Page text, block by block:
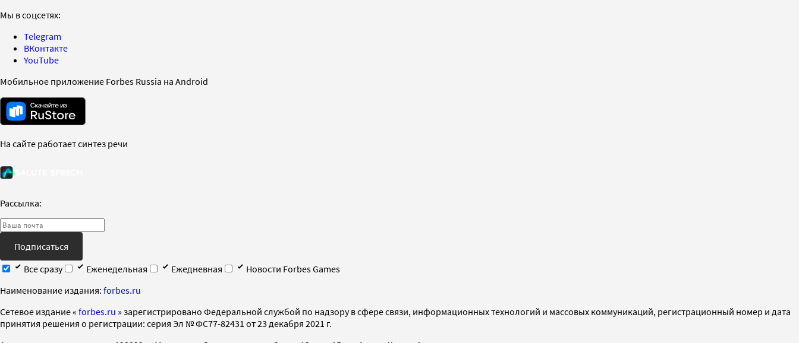
Мы в соцсетях:
Telegram
ВКонтакте
YouTube
Мобильное приложение Forbes Russia на Android
На сайте работает синтез речи
Рассылка:
Подписаться
Все сразу
Еженедельная Ежедневная
Новости Forbes Games
Наименование издания: forbes.ru
Cетевое издание « forbes.ru » зарегистрировано Федеральной службой по надзору в сфере связи, информационных технологий и массовых коммуникаций, регистрационный номер и дата
принятия решения о регистрации: серия Эл № ФС77-82431 от 23 декабря 2021 г.